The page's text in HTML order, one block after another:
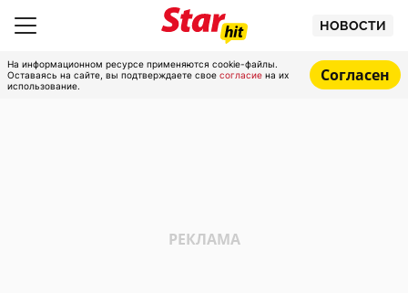
НОВОСТИ
На информационном ресурсе применяются cookie-файлы.
Оставаясь на сайте, вы подтверждаете свое согласие на их
использование.
Согласен